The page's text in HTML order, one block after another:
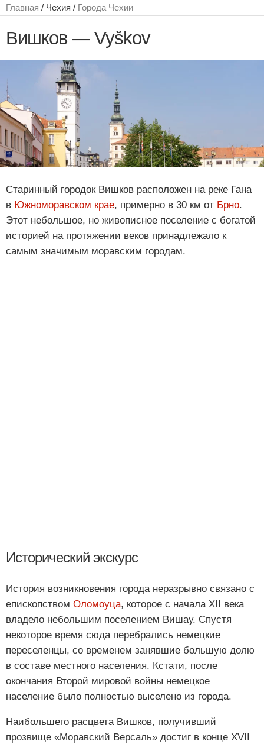
Главная / Чехия / Города Чехии
Вишков — Vyškov
Старинный городок Вишков расположен на реке Гана
в Южноморавском крае, примерно в 30 км от Брно.
Этот небольшое, но живописное поселение с богатой
историей на протяжении веков принадлежало к
самым значимым моравским городам.
Исторический экскурс
История возникновения города неразрывно связано с
епископством Оломоуца, которое с начала XII века
владело небольшим поселением Вишау. Спустя
некоторое время сюда перебрались немецкие
переселенцы, со временем занявшие большую долю
в составе местного населения. Кстати, после
окончания Второй мировой войны немецкое
население было полностью выселено из города.
Наибольшего расцвета Вишков, получивший
прозвище «Моравский Версаль» достиг в конце XVII